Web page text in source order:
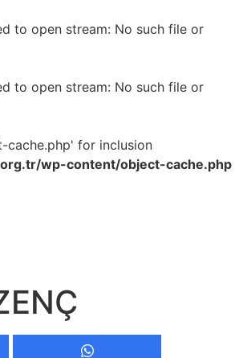
to open stream: No such file or
to open stream: No such file or
for inclusion
wp-content/object-cache.php